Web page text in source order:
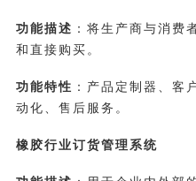
功能描述 ：将生产商与消费
和直接购买。
功能特性 ：产品定制器、客
动化、售后服务。
橡胶行业订货管理系统